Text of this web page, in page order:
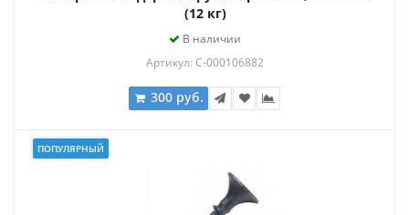
(12 кг)
В наличии
Артикул: С-000106882
300 руб.
ПОПУЛЯРНЫЙ